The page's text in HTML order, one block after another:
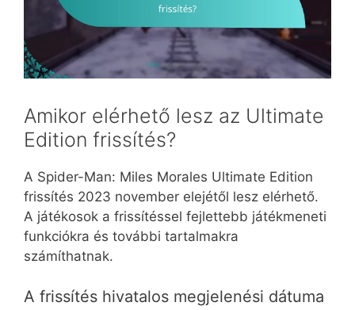
Amikor elérhető lesz az Ultimate
Edition frissítés?
A Spider-Man: Miles Morales Ultimate Edition
frissítés 2023 november elejétől lesz elérhető.
A játékosok a frissítéssel fejlettebb játékmeneti
funkciókra és további tartalmakra
számíthatnak.
A frissítés hivatalos megjelenési dátuma